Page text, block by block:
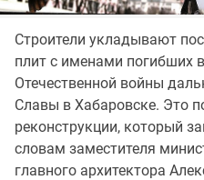
Строители укладывают
плит с именами погибших
Отечественной войны
Славы в Хабаровске. Это
реконструкции, который
словам заместителя
главного архитектора